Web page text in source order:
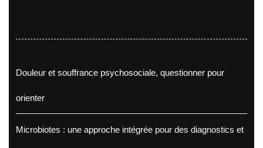
Douleur et souffrance psychosociale, questionner pour
orienter
Microbiotes : une approche intégrée pour des diagnostics et